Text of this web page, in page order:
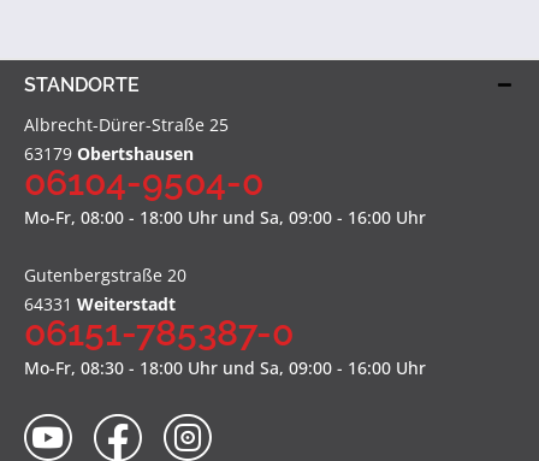
STANDORTE
Albrecht-Dürer-Straße 25
63179 Obertshausen
06104-9504-0
Mo-Fr, 08:00 - 18:00 Uhr und Sa, 09:00 - 16:00 Uhr
Gutenbergstraße 20
64331 Weiterstadt
06151-785387-0
Mo-Fr, 08:30 - 18:00 Uhr und Sa, 09:00 - 16:00 Uhr